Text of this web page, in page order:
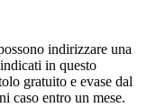
indirizzare una
in questo
gratuito e evase dal
caso entro un mese.